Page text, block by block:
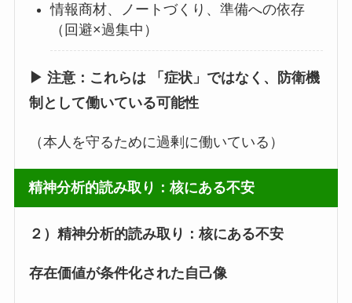
情報商材、ノートづくり、準備への依存
（回避×過集中）
▶ 注意：これらは 「症状」ではなく、防衛機
制として働いている可能性
（本人を守るために過剰に働いている）
精神分析的読み取り：核にある不安
２）精神分析的読み取り：核にある不安
存在価値が条件化された自己像